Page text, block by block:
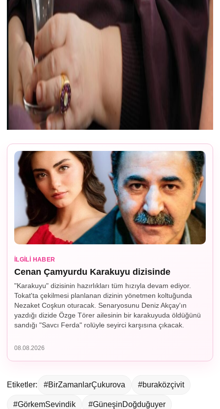
İLGILI HABER
Cenan Çamyurdu Karakuyu dizisinde
"Karakuyu" dizisinin hazırlıkları tüm hızıyla devam ediyor.
Tokat'ta çekilmesi planlanan dizinin yönetmen koltuğunda
Nezaket Coşkun oturacak. Senaryosunu Deniz Akçay'ın
yazdığı dizide Özge Törer ailesinin bir karakuyuda öldüğünü
sandığı "Savcı Ferda" rolüyle seyirci karşısına çıkacak.
08.08.2026
Etiketler: #BirZamanlarÇukurova #buraközçivit
#GörkemSevindik #GüneşinDoğduğuyer